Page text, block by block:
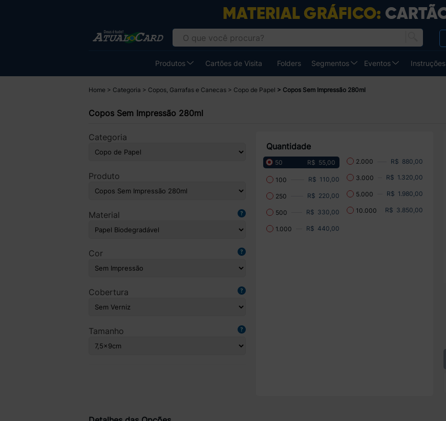
Produtos Cartões de Visita Folders Segmentos Eventos Instruções
Home Categoria Copos, Garrafas e Canecas Copo de Papel Copos Sem Impressão 280ml
Copos Sem Impressão 280ml
Categoria
Produto
Material
Cor
Cobertura
Tamanho
Quantidade
50 R$ 55,00
100 R$ 110,00
250 R$ 220,00
500 R$ 330,00
1.000 R$ 440,00
2.000 R$ 880,00
3.000 R$ 1.320,00
5.000 R$ 1.980,00
10.000 R$ 3.850,00